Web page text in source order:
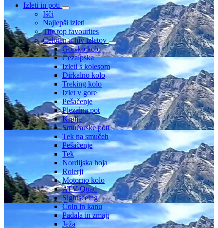
Izleti in poti
Išči
Najlepši izleti
The top favourites
Celoten arhiv izletov
Gorsko kolo
Čezalpska
Izleti s kolesom
Dirkalno kolo
Treking kolo
Izlet v gore
Pešačenje
Plezalna pot
Krplje
Smučarske poti
Tek na smučeh
Pešačenje
Tek
Nordijska hoja
Rolerji
Motorno kolo
ATV-Quad
Sightseeing
Čoln in kanu
Padala in zmaji
Ježa